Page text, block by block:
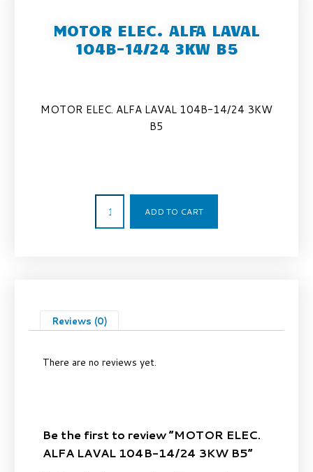
MOTOR ELEC. ALFA LAVAL
104B-14/24 3KW B5
MOTOR ELEC. ALFA LAVAL 104B-14/24 3KW
B5
ADD TO CART
Reviews (0)
There are no reviews yet.
Be the first to review “MOTOR ELEC.
ALFA LAVAL 104B-14/24 3KW B5”